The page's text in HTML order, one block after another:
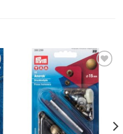
Auf die
Wunschliste